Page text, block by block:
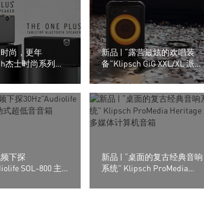
尚，更年
杰士时尚系列桌
新品 | “露营最炫的欢唱装
备”Klipsch GiG XXL/XL 派对
音箱
下探
SOL-800 主
新品 | “桌面的复古经典音响
系统” Klipsch ProMedia
箱